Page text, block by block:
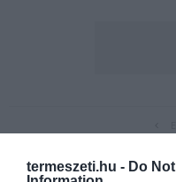
termeszeti.hu - Do
ÉLŐBEN A